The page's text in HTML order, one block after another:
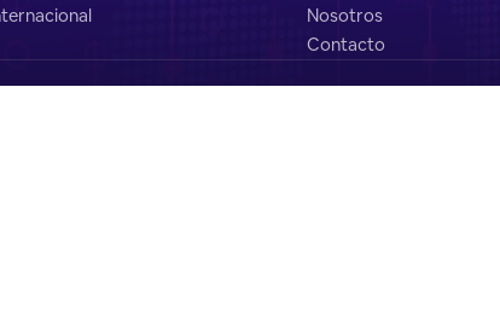
Nosotros
Contacto